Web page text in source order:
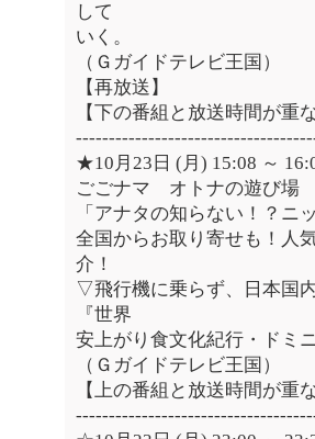
して
いく。
（Ｇガイドテレビ王国）
【再放送】
【下の番組と放送時間が重
★10月23日 (月) 15:08 ～
ごごナマ オトナの遊び場
「アナタの知らない！？
全国からお取り寄せも！人
介！
▽飛行機に乗らず、日本国
『世界
安上がり食文化紀行・ドミ
（Ｇガイドテレビ王国）
【上の番組と放送時間が重